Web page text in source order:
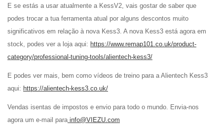
E se estás a usar atualmente a KessV2, vais gostar de saber que
podes trocar a tua ferramenta atual por alguns descontos muito
significativos em relação à nova Kess3. A nova Kess3 está agora em
stock, podes ver a loja aqui: https://www.remap101.co.uk/product-
category/professional-tuning-tools/alientech-kess3/
E podes ver mais, bem como vídeos de treino para a Alientech Kess3
aqui: https://alientech-kess3.co.uk/
Vendas isentas de impostos e envio para todo o mundo. Envia-nos
agora um e-mail parainfo@VIEZU.com